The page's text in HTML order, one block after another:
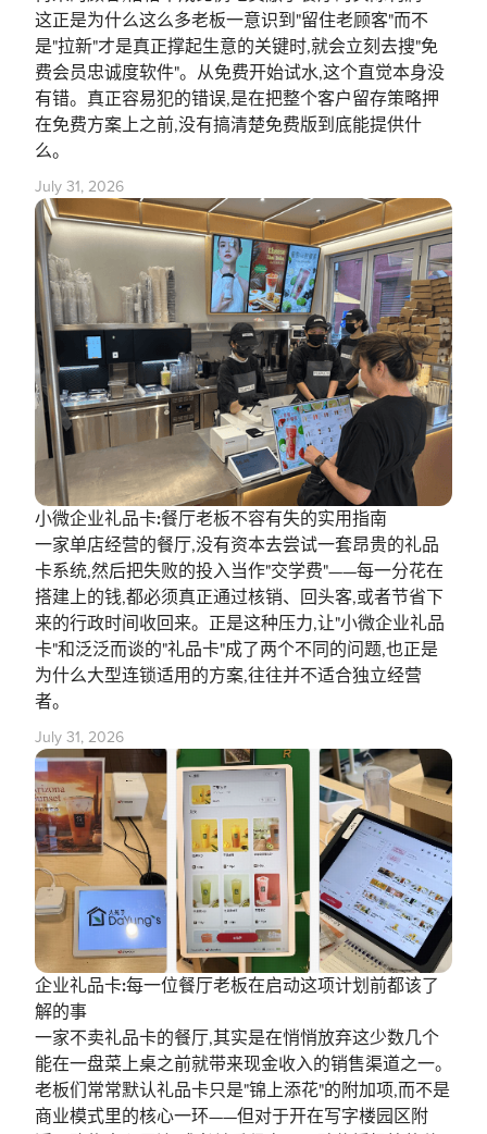
这正是为什么这么多老板一意识到"留住老顾客"而不
是"拉新"才是真正撑起生意的关键时,就会立刻去搜"免
费会员忠诚度软件"。从免费开始试水,这个直觉本身没
有错。真正容易犯的错误,是在把整个客户留存策略押
在免费方案上之前,没有搞清楚免费版到底能提供什
么。
July 31, 2026
小微企业礼品卡:餐厅老板不容有失的实用指南
一家单店经营的餐厅,没有资本去尝试一套昂贵的礼品
卡系统,然后把失败的投入当作"交学费"——每一分花在
搭建上的钱,都必须真正通过核销、回头客,或者节省下
来的行政时间收回来。正是这种压力,让"小微企业礼品
卡"和泛泛而谈的"礼品卡"成了两个不同的问题,也正是
为什么大型连锁适用的方案,往往并不适合独立经营
者。
July 31, 2026
企业礼品卡:每一位餐厅老板在启动这项计划前都该了
解的事
一家不卖礼品卡的餐厅,其实是在悄悄放弃这少数几个
能在一盘菜上桌之前就带来现金收入的销售渠道之一。
老板们常常默认礼品卡只是"锦上添花"的附加项,而不是
商业模式里的核心一环——但对于开在写字楼园区附